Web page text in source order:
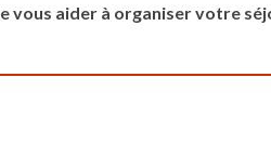
vous aider à organiser votre